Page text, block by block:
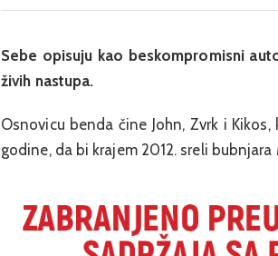
Sebe opisuju kao beskompromisni
živih nastupa.
Osnovicu benda čine John, Zvrk i
godine, da bi krajem 2012. sreli